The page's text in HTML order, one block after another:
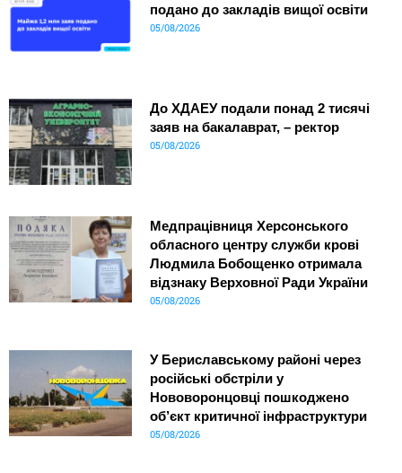
подано до закладів вищої освіти
05/08/2026
До ХДАЕУ подали понад 2 тисячі
заяв на бакалаврат, – ректор
05/08/2026
Медпрацівниця Херсонського
обласного центру служби крові
Людмила Бобощенко отримала
відзнаку Верховної Ради України
05/08/2026
У Бериславському районі через
російські обстріли у
Нововоронцовці пошкоджено
об’єкт критичної інфраструктури
05/08/2026